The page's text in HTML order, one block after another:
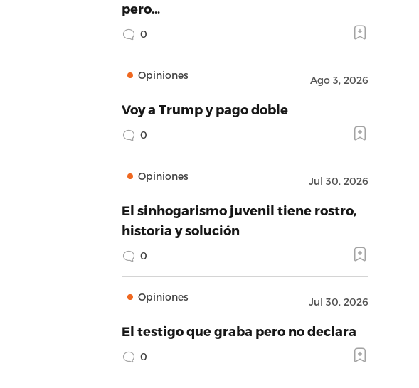
pero…
0
Opiniones Ago 3, 2026
Voy a Trump y pago doble
0
Opiniones Jul 30, 2026
El sinhogarismo juvenil tiene rostro,
historia y solución
0
Opiniones Jul 30, 2026
El testigo que graba pero no declara
0